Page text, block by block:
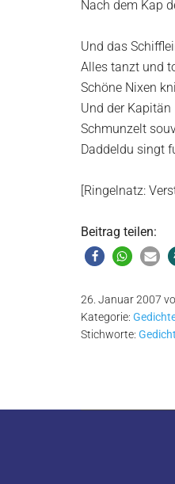
Nach dem Kap
Und das
Alles tanzt und
Schöne Nixen
Und der Kapitän
Schmunzelt
Daddeldu singt
[Ringelnatz:
Beitrag teilen:
26. Januar 2007
Kategorie:
Stichworte: